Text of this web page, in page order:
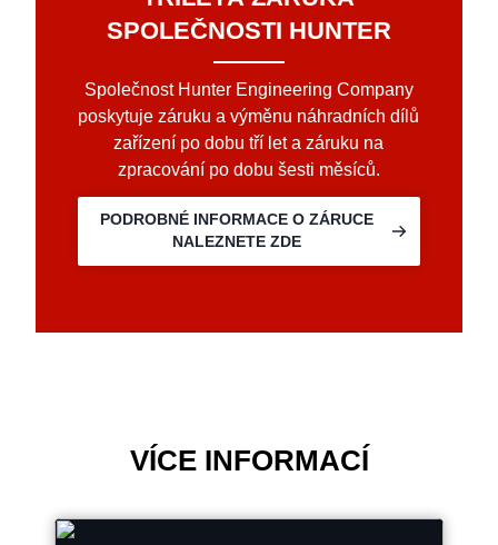
SPOLEČNOSTI HUNTER
Společnost Hunter Engineering Company
poskytuje záruku a výměnu náhradních dílů
zařízení po dobu tří let a záruku na
zpracování po dobu šesti měsíců.
PODROBNÉ INFORMACE O ZÁRUCE
NALEZNETE ZDE
VÍCE INFORMACÍ